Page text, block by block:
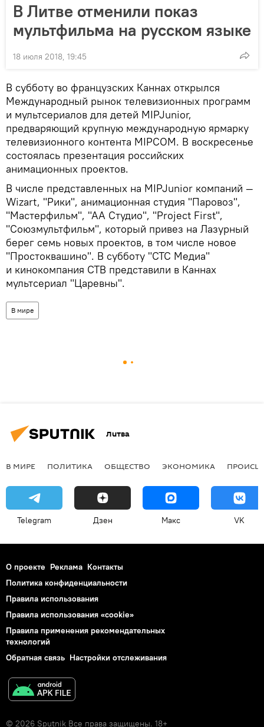
В Литве отменили показ
мультфильма на русском языке
18 июля 2018, 19:45
В субботу во французских Каннах открылся
Международный рынок телевизионных программ
и мультсериалов для детей MIPJunior,
предваряющий крупную международную ярмарку
телевизионного контента MIPCOM. В воскресенье
состоялась презентация российских
анимационных проектов.
В числе представленных на MIPJunior компаний —
Wizart, "Рики", анимационная студия "Паровоз",
"Мастерфильм", "АА Студио", "Project First",
"Союзмультфильм", который привез на Лазурный
берег семь новых проектов, в том числе новое
"Простоквашино". В субботу "СТС Медиа"
и кинокомпания СТВ представили в Каннах
мультсериал "Царевны".
В мире
Литва
В МИРЕ ПОЛИТИКА ОБЩЕСТВО ЭКОНОМИКА
Telegram Дзен Макс VK
О проекте Реклама Контакты
Политика конфиденциальности
Правила использования
Правила использования «cookie»
Правила применения рекомендательных
технологий
Обратная связь Настройки отслеживания
© 2026 Sputnik Все права защищены. 18+